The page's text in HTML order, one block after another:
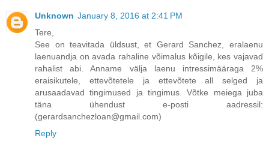
Unknown January 8, 2016 at 2:41 PM
Tere,
See on teavitada üldsust, et Gerard Sanchez, eralaenu
laenuandja on avada rahaline võimalus kõigile, kes vajavad
rahalist abi. Anname välja laenu intressimääraga 2%
eraisikutele, ettevõtetele ja ettevõtete all selged ja
arusaadavad tingimused ja tingimus. Võtke meiega juba
täna ühendust e-posti aadressil:
(gerardsanchezloan@gmail.com)
Reply